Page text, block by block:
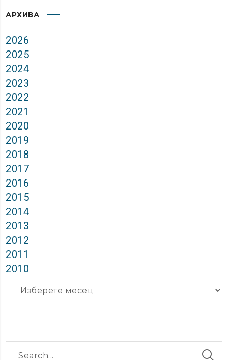
АРХИВА
2026
2025
2024
2023
2022
2021
2020
2019
2018
2017
2016
2015
2014
2013
2012
2011
2010